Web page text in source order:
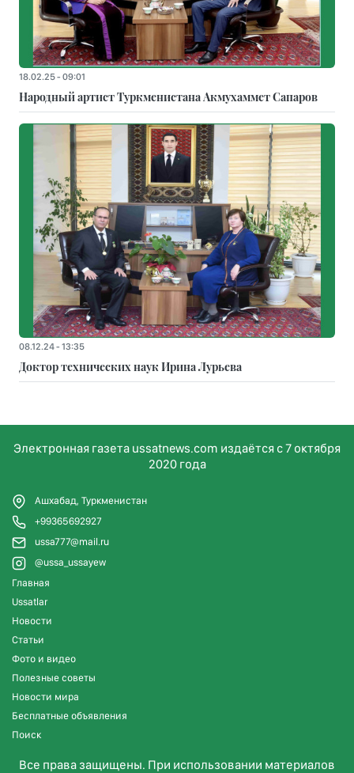
18.02.25 - 09:01
Народный артист Туркменистана Акмухаммет Сапаров
08.12.24 - 13:35
Доктор технических наук Ирина Лурьева
Электронная газета ussatnews.com издаётся с 7 октября
2020 года
Ашхабад, Туркменистан
+99365692927
ussa777@mail.ru
@ussa_ussayew
Главная
Ussatlar
Новости
Статьи
Фото и видео
Полезные советы
Новости мира
Бесплатные объявления
Поиск
Все права защищены. При использовании материалов